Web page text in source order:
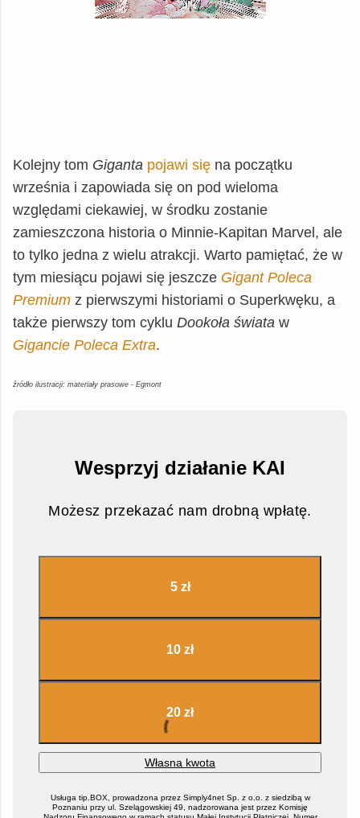
Kolejny tom Giganta pojawi się na początku
września i zapowiada się on pod wieloma
względami ciekawiej, w środku zostanie
zamieszczona historia o Minnie-Kapitan Marvel, ale
to tylko jedna z wielu atrakcji. Warto pamiętać, że w
tym miesiącu pojawi się jeszcze Gigant Poleca
Premium z pierwszymi historiami o Superkwęku, a
także pierwszy tom cyklu Dookoła świata w
Gigancie Poleca Extra.
źródło ilustracji: materiały prasowe - Egmont